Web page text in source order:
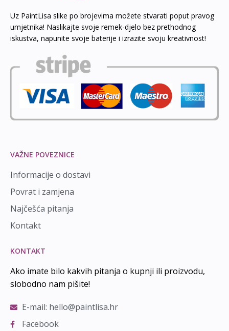
Uz PaintLisa slike po brojevima možete stvarati poput pravog
umjetnika! Naslikajte svoje remek-djelo bez prethodnog
iskustva, napunite svoje baterije i izrazite svoju kreativnost!
VAŽNE POVEZNICE
Informacije o dostavi
Povrat i zamjena
Najčešća pitanja
Kontakt
KONTAKT
Ako imate bilo kakvih pitanja o kupnji ili proizvodu,
slobodno nam pišite!
E-mail: hello@paintlisa.hr
Facebook